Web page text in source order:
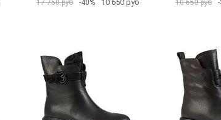
17 750 руб -40% 10 650 руб 10 650 руб